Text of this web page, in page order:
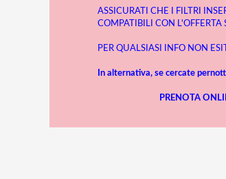
ASSICURATI CHE I FILTRI
COMPATIBILI CON L'OFFERTA
PER QUALSIASI INFO NON
In alternativa, se cercate
PRENOTA